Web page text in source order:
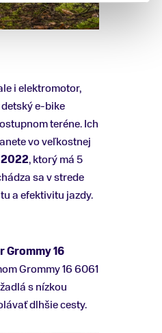
i elektromotor,
e-bike
teréne. Ich
vo veľkostnej
, ktorý má 5
sa v strede
a efektivitu jazdy.
Grommy 16
Grommy 16 6061
s nízkou
dlhšie cesty.